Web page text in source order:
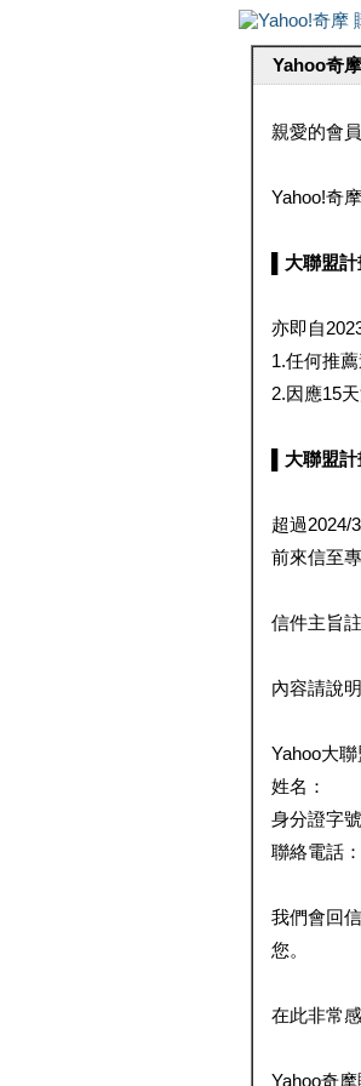
Yahoo奇
親愛的會
Yahoo!奇
▌大聯盟
亦即自
1.任何推
2.因應15
▌大聯盟
超過2024/
前來信至
信件主旨
內容請說明
Yahoo大
姓名：
身分證字號
聯絡電話：
我們會回
您。
在此非常
Yahoo奇